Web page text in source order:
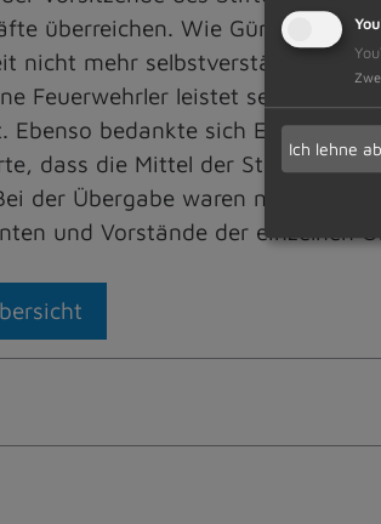
überreichen. Wie Günter
nicht mehr selbstverständlich,
Feuerwehrler leistet seinen
Ebenso bedankte sich Erster
dass die Mittel der Stiftung für
der Übergabe waren neben den
und Vorstände der einzelnen
Ich lehne ab